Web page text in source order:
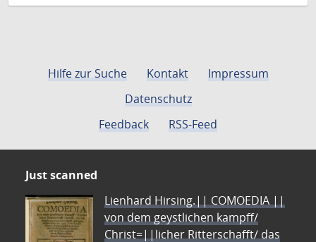
Hilfe zur Suche Kontakt
Impressum
Datenschutz
Feedback
RSS-Feed
Just scanned
Lienhard Hirsing.|| COMOEDIA ||
von dem geystlichen kampff/
Christ=||licher Ritterschafft/ das